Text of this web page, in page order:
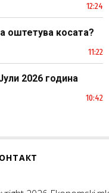
12:24
оштетува косата?
11:22
2026 година
10:42